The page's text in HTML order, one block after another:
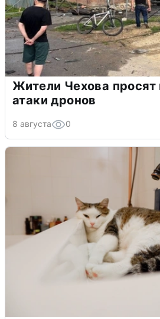
Жители Чехова
атаки дронов
8 августа 0